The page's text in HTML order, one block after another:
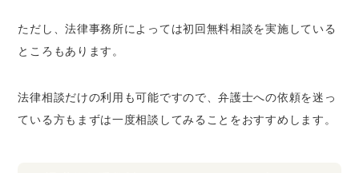
ただし、法律事務所によっては初回無料相談を実施している
ところもあります。
法律相談だけの利用も可能ですので、弁護士への依頼を迷っ
ている方もまずは一度相談してみることをおすすめします。